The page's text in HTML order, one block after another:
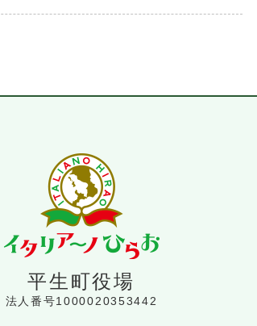
平生町役場
法人番号1000020353442